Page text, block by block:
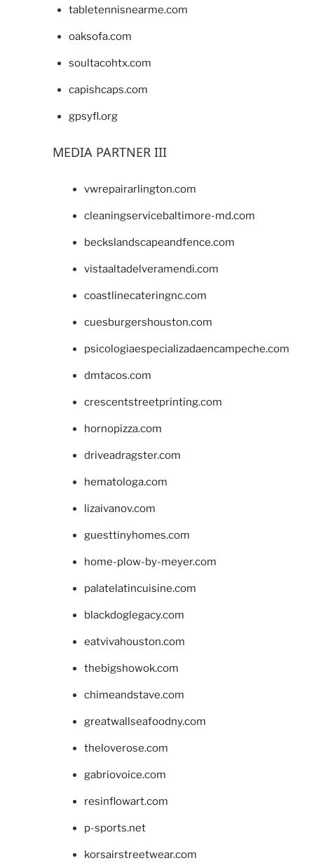
tabletennisnearme.com
oaksofa.com
soultacohtx.com
capishcaps.com
gpsyfl.org
MEDIA PARTNER III
vwrepairarlington.com
cleaningservicebaltimore-md.com
beckslandscapeandfence.com
vistaaltadelveramendi.com
coastlinecateringnc.com
cuesburgershouston.com
psicologiaespecializadaencampeche.com
dmtacos.com
crescentstreetprinting.com
hornopizza.com
driveadragster.com
hematologa.com
lizaivanov.com
guesttinyhomes.com
home-plow-by-meyer.com
palatelatincuisine.com
blackdoglegacy.com
eatvivahouston.com
thebigshowok.com
chimeandstave.com
greatwallseafoodny.com
theloverose.com
gabriovoice.com
resinflowart.com
p-sports.net
korsairstreetwear.com